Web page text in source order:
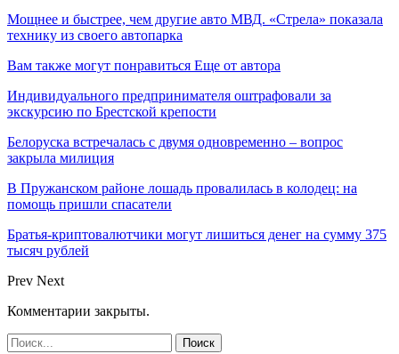
Мощнее и быстрее, чем другие авто МВД. «Стрела» показала
технику из своего автопарка
Вам также могут понравиться Еще от автора
Индивидуального предпринимателя оштрафовали за
экскурсию по Брестской крепости
Белоруска встречалась с двумя одновременно – вопрос
закрыла милиция
В Пружанском районе лошадь провалилась в колодец: на
помощь пришли спасатели
Братья-криптовалютчики могут лишиться денег на сумму 375
тысяч рублей
Prev Next
Комментарии закрыты.